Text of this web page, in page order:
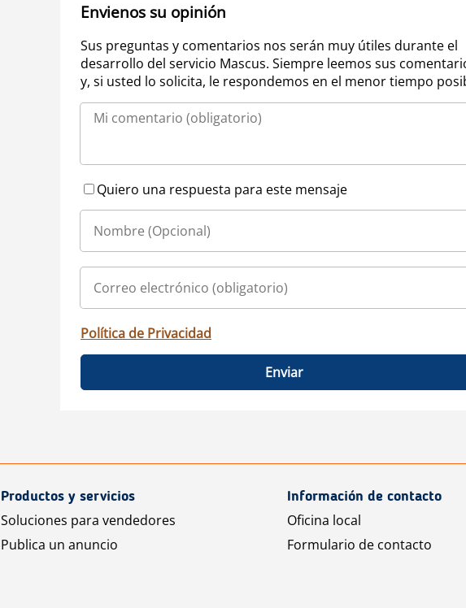
Envienos su opinión
Sus preguntas y comentarios nos serán muy útiles durante el
desarrollo del servicio Mascus. Siempre leemos sus
y, si usted lo solicita, le respondemos en el menor tiempo
Quiero una respuesta para este mensaje
Política de Privacidad
Enviar
Productos y servicios
Soluciones para vendedores
Publica un anuncio
Información de contacto
Oficina local
Formulario de contacto